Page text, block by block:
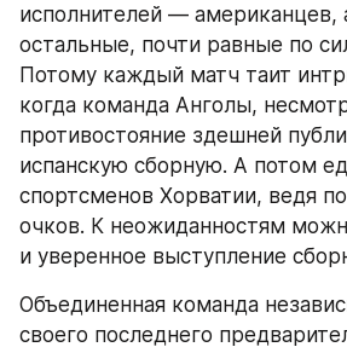
исполнителей — американцев,
остальные, почти равные по
Потому каждый матч таит
когда команда Анголы,
противостояние здешней
испанскую сборную. А потом
спортсменов Хорватии, ведя по
очков. К неожиданностям
и уверенное выступление
Объединенная команда
своего последнего